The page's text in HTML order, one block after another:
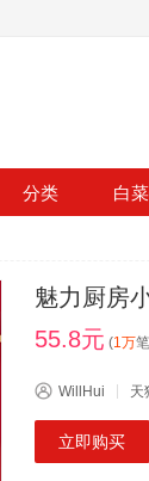
分类 白
魅力厨房
55.8元 (1万
WillHui 天
立即购买